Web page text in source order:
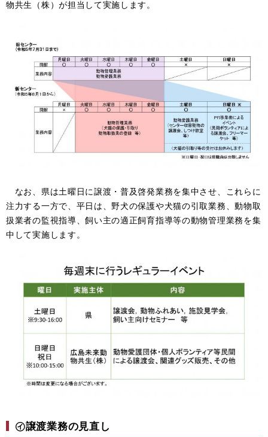
物共生（株）が担当して実施します。
なお、県は土曜日に譲渡・普及啓発業務を集中させ、これらに
注力する一方で、平日は、野犬の保護や犬猫の引取業務、動物取
扱業者の監視指導、飼い主の適正飼育指導等の動物管理業務を集
中して実施します。
㋑譲渡業務の見直し